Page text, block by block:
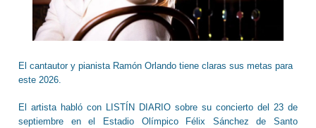
El cantautor y pianista Ramón Orlando tiene claras sus metas para
este 2026.
El artista habló con LISTÍN DIARIO sobre su concierto del 23 de
septiembre en el Estadio Olímpico Félix Sánchez de Santo